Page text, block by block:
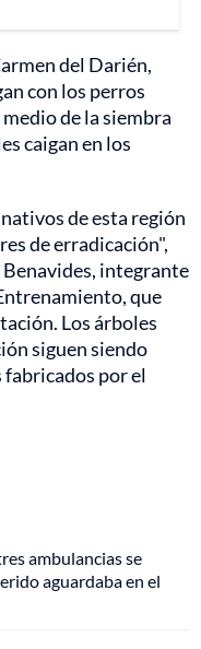
del Darién,
con los perros
de la siembra
caigan en los
de esta región
de erradicación",
integrante
que
Los árboles
siguen siendo
por el
ambulancias se
aguardaba en el